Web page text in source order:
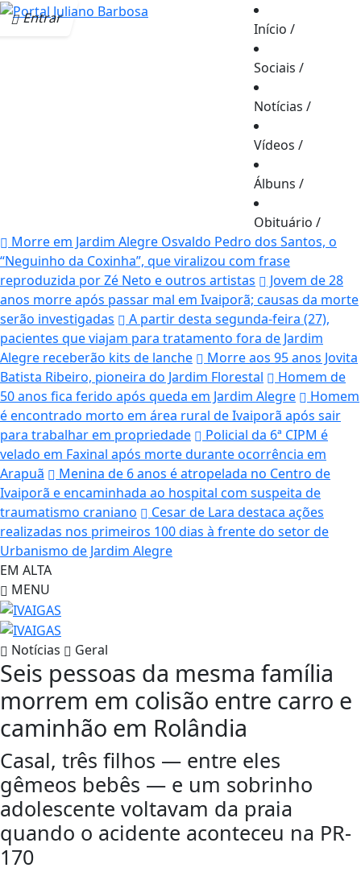
Entrar
Início /
Sociais /
Notícias /
Vídeos /
Álbuns /
Obituário /
Morre em Jardim Alegre Osvaldo Pedro dos Santos, o
“Neguinho da Coxinha”, que viralizou com frase
reproduzida por Zé Neto e outros artistas
Jovem de 28
anos morre após passar mal em Ivaiporã; causas da morte
serão investigadas
A partir desta segunda-feira (27),
pacientes que viajam para tratamento fora de Jardim
Alegre receberão kits de lanche
Morre aos 95 anos Jovita
Batista Ribeiro, pioneira do Jardim Florestal
Homem de
50 anos fica ferido após queda em Jardim Alegre
Homem
é encontrado morto em área rural de Ivaiporã após sair
para trabalhar em propriedade
Policial da 6ª CIPM é
velado em Faxinal após morte durante ocorrência em
Arapuã
Menina de 6 anos é atropelada no Centro de
Ivaiporã e encaminhada ao hospital com suspeita de
traumatismo craniano
Cesar de Lara destaca ações
realizadas nos primeiros 100 dias à frente do setor de
Urbanismo de Jardim Alegre
EM ALTA
MENU
Notícias Geral
Seis pessoas da mesma família
morrem em colisão entre carro e
caminhão em Rolândia
Casal, três filhos — entre eles
gêmeos bebês — e um sobrinho
adolescente voltavam da praia
quando o acidente aconteceu na PR-
170